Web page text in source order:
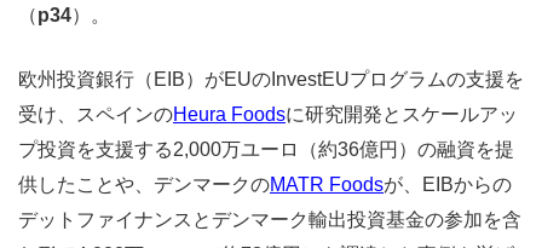
（p34）。
欧州投資銀行（EIB）がEUのInvestEUプログラムの支援を
受け、スペインのHeura Foodsに研究開発とスケールアッ
プ投資を支援する2,000万ユーロ（約36億円）の融資を提
供したことや、デンマークのMATR Foodsが、EIBからの
デットファイナンスとデンマーク輸出投資基金の参加を含